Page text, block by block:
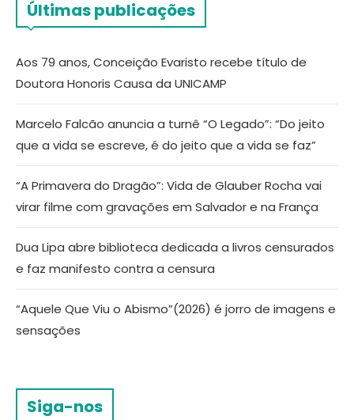
Últimas publicações
Aos 79 anos, Conceição Evaristo recebe título de
Doutora Honoris Causa da UNICAMP
Marcelo Falcão anuncia a turnê “O Legado”: “Do jeito
que a vida se escreve, é do jeito que a vida se faz”
“A Primavera do Dragão”: Vida de Glauber Rocha vai
virar filme com gravações em Salvador e na França
Dua Lipa abre biblioteca dedicada a livros censurados
e faz manifesto contra a censura
“Aquele Que Viu o Abismo”(2026) é jorro de imagens e
sensações
Siga-nos